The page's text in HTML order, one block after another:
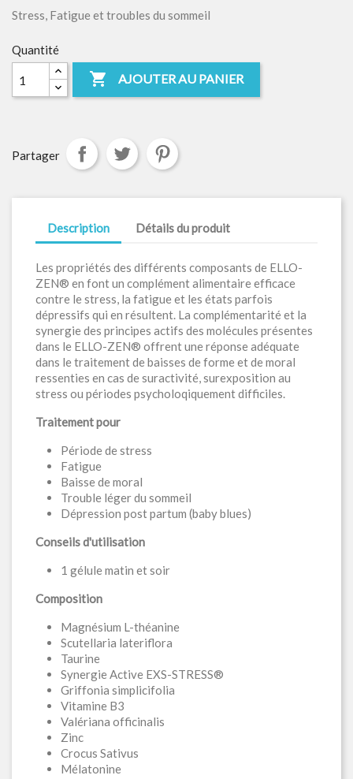
Stress, Fatigue et troubles du sommeil
Quantité
 AJOUTER AU PANIER
Partager
Description Détails du produit
Les propriétés des différents composants de ELLO-
ZEN® en font un complément alimentaire efficace
contre le stress, la fatigue et les états parfois
dépressifs qui en résultent. La complémentarité et la
synergie des principes actifs des molécules présentes
dans le ELLO-ZEN® offrent une réponse adéquate
dans le traitement de baisses de forme et de moral
ressenties en cas de suractivité, surexposition au
stress ou périodes psycholoqiquement difficiles.
Traitement pour
Période de stress
Fatigue
Baisse de moral
Trouble léger du sommeil
Dépression post partum (baby blues)
Conseils d'utilisation
1 gélule matin et soir
Composition
Magnésium L-théanine
Scutellaria lateriflora
Taurine
Synergie Active EXS-STRESS®
Griffonia simplicifolia
Vitamine B3
Valériana officinalis
Zinc
Crocus Sativus
Mélatonine